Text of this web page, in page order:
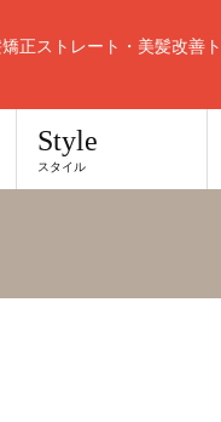
正ストレート・美髪改善
Style
スタイル